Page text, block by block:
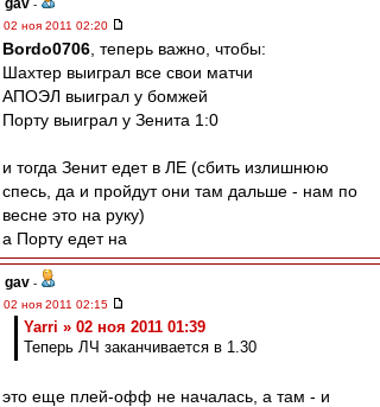
gav -
02 ноя 2011 02:20
Bordo0706 , теперь важно, чтобы:
Шахтер выиграл все свои матчи
АПОЭЛ выиграл у бомжей
Порту выиграл у Зенита 1:0
и тогда Зенит едет в ЛЕ (сбить излишнюю
спесь, да и пройдут они там дальше - нам по
весне это на руку)
а Порту едет на
gav -
02 ноя 2011 02:15
Yarri » 02 ноя 2011 01:39
Теперь ЛЧ заканчивается в 1.30
это еще плей-офф не началась, а там - и